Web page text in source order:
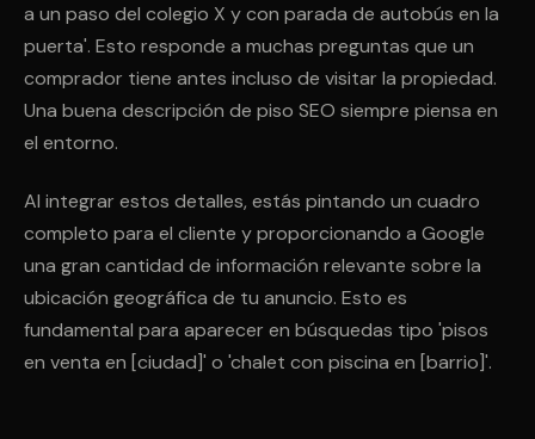
a un paso del colegio X y con parada de autobús en la
puerta'. Esto responde a muchas preguntas que un
comprador tiene antes incluso de visitar la propiedad.
Una buena descripción de piso SEO siempre piensa en
el entorno.
Al integrar estos detalles, estás pintando un cuadro
completo para el cliente y proporcionando a Google
una gran cantidad de información relevante sobre la
ubicación geográfica de tu anuncio. Esto es
fundamental para aparecer en búsquedas tipo 'pisos
en venta en [ciudad]' o 'chalet con piscina en [barrio]'.